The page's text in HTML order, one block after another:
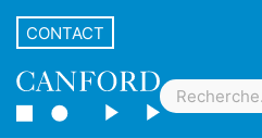
CONTACT